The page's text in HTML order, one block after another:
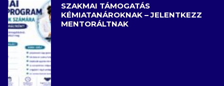
SZAKMAI TÁMOGATÁS
KÉMIATANÁROKNAK – JELENTKEZZ
MENTORÁLTNAK